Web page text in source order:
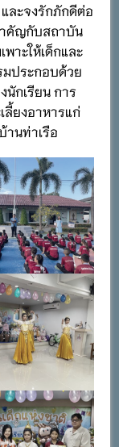
ละจงรักภักดีต่อ
คัญกับสถาบัน
าะให้เด็กและ
มประกอบด้วย
นักเรียน การ
ยงอาหารแก่
านท่าเรือ